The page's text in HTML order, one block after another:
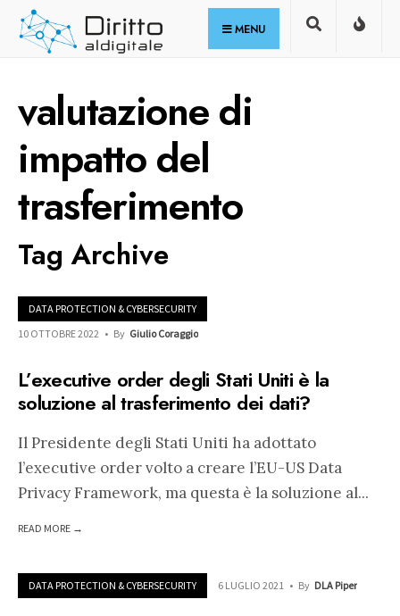
Skip
MENU
valutazione di
impatto del
trasferimento
Tag Archive
DATA PROTECTION & CYBERSECURITY
10 OTTOBRE 2022 • By Giulio Coraggio
L’executive order degli Stati Uniti è la
soluzione al trasferimento dei dati?
Il Presidente degli Stati Uniti ha adottato
l’executive order volto a creare l’EU-US Data
Privacy Framework, ma questa è la soluzione al...
READ MORE →
DATA PROTECTION & CYBERSECURITY 6 LUGLIO 2021 • By DLA Piper